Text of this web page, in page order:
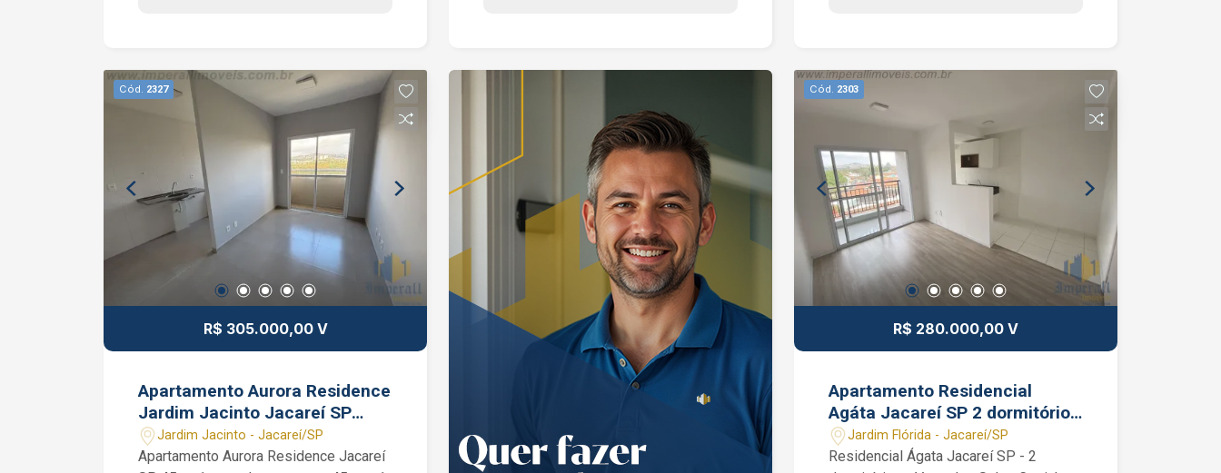
Pedroza CRECI 320819-F (12) 99131-
1231 WhatsApp
quadra poliesportiva, academia, salão
de festas, salão de jogos e mercadinho.
Interessados falar com o corretor de
imóveis Bruno Garcia Pedroza CRECI
320819-F (12) 99131-1231 WhatsApp
com o corretor de imóveis Bruno Garcia
Pedroza CRECI 320819-F (12) 99131-
1231 WhatsApp
Cód. 2327
R$ 305.000,00 V
Apartamento Aurora Residence
Jardim Jacinto Jacareí SP
45m² 1 vaga de garagem
Jardim Jacinto - Jacareí/SP
Apartamento Aurora Residence Jacareí
Cód. 2303
R$ 280.000,00 V
Apartamento Residencial
Agáta Jacareí SP 2 dormitórios
1 vaga
Jardim Flórida - Jacareí/SP
Residencial Ágata Jacareí SP - 2